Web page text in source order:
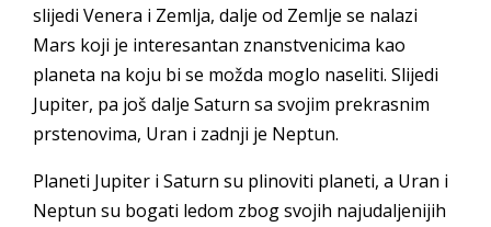
slijedi Venera i Zemlja, dalje od Zemlje se nalazi
Mars koji je interesantan znanstvenicima kao
planeta na koju bi se možda moglo naseliti. Slijedi
Jupiter, pa još dalje Saturn sa svojim prekrasnim
prstenovima, Uran i zadnji je Neptun.
Planeti Jupiter i Saturn su plinoviti planeti, a Uran i
Neptun su bogati ledom zbog svojih najudaljenijih